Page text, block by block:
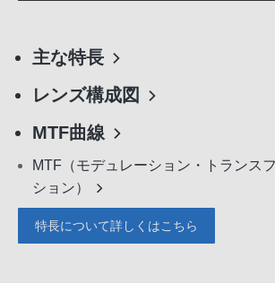
主な特長
レンズ構成図
MTF曲線
MTF（モデュレーション・トランス
ション）
特長について詳しくはこちら